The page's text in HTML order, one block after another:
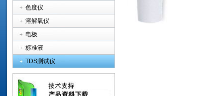
色度仪
溶解氧仪
电极
标准液
TDS测试仪